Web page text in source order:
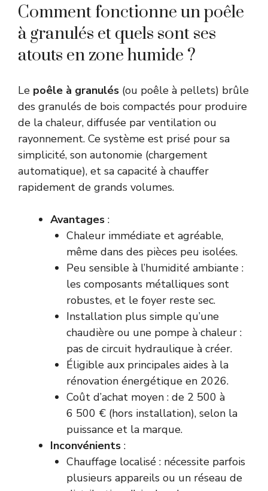
Comment fonctionne un poêle
à granulés et quels sont ses
atouts en zone humide ?
Le poêle à granulés (ou poêle à pellets) brûle
des granulés de bois compactés pour produire
de la chaleur, diffusée par ventilation ou
rayonnement. Ce système est prisé pour sa
simplicité, son autonomie (chargement
automatique), et sa capacité à chauffer
rapidement de grands volumes.
Avantages :
Chaleur immédiate et agréable,
même dans des pièces peu isolées.
Peu sensible à l’humidité ambiante :
les composants métalliques sont
robustes, et le foyer reste sec.
Installation plus simple qu’une
chaudière ou une pompe à chaleur :
pas de circuit hydraulique à créer.
Éligible aux principales aides à la
rénovation énergétique en 2026.
Coût d’achat moyen : de 2 500 à
6 500 € (hors installation), selon la
puissance et la marque.
Inconvénients :
Chauffage localisé : nécessite parfois
plusieurs appareils ou un réseau de